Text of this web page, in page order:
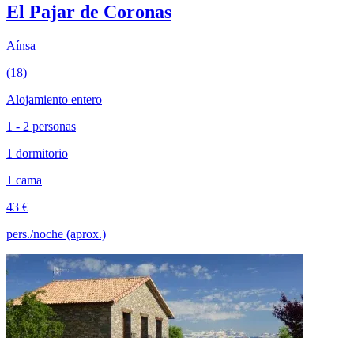
El Pajar de Coronas
Aínsa
(18)
Alojamiento entero
1 - 2 personas
1 dormitorio
1 cama
43 €
pers./noche (aprox.)